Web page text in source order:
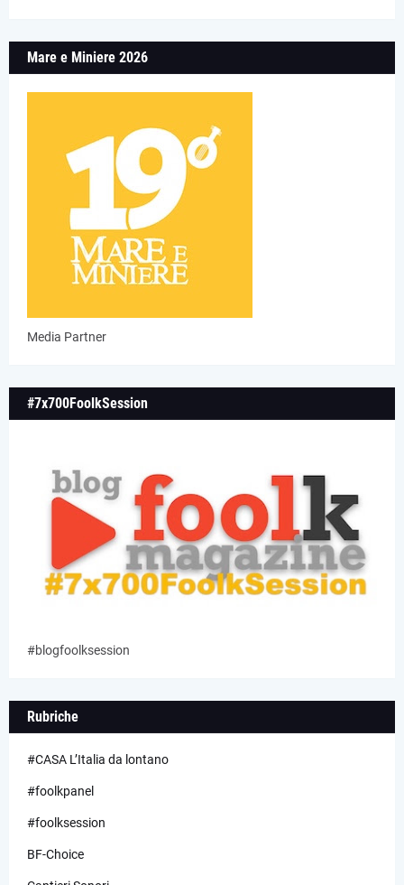
Mare e Miniere 2026
Media Partner
#7x700FoolkSession
#blogfoolksession
Rubriche
#CASA L’Italia da lontano
#foolkpanel
#foolksession
BF-Choice